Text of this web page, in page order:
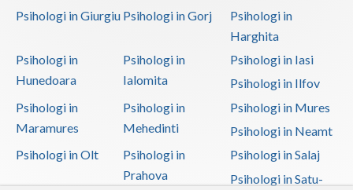
Psihologi in Giurgiu Psihologi in Gorj
Psihologi in
Harghita
Psihologi in
Hunedoara
Psihologi in
Ialomita
Psihologi in Iasi
Psihologi in Ilfov
Psihologi in
Maramures
Psihologi in
Mehedinti
Psihologi in Mures
Psihologi in Neamt
Psihologi in Olt
Psihologi in
Prahova
Psihologi in Salaj
Psihologi in Satu-